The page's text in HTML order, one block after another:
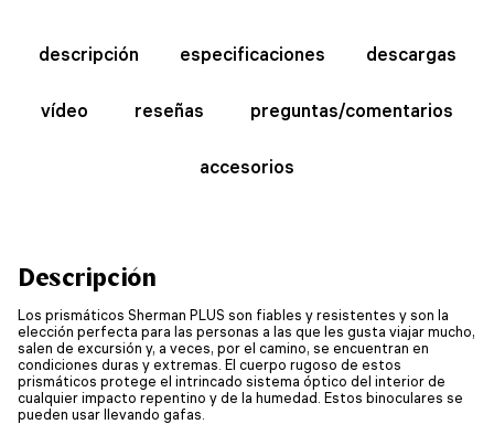
descripción especificaciones descargas
vídeo reseñas preguntas/comentarios
accesorios
Descripción
Los prismáticos Sherman PLUS son fiables y resistentes y son la
elección perfecta para las personas a las que les gusta viajar mucho,
salen de excursión y, a veces, por el camino, se encuentran en
condiciones duras y extremas. El cuerpo rugoso de estos
prismáticos protege el intrincado sistema óptico del interior de
cualquier impacto repentino y de la humedad. Estos binoculares se
pueden usar llevando gafas.